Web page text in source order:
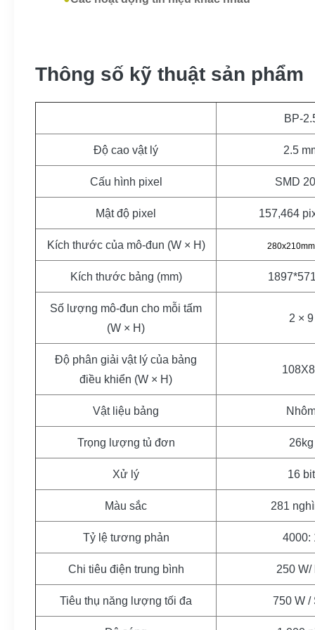
Thông số kỹ thuật sản phẩm
BP-
Độ cao vật lý 2.5
Cấu hình pixel SMD
Mật độ pixel 157,464
Kích thước của mô-đun (W × H) 280x210mm
Kích thước bảng (mm)
Số lượng mô-đun cho mỗi tấm
(W × H)
2 × 9
Độ phân giải vật lý của bảng
điều khiển (W × H)
Vật liệu bảng
Trọng lượng tủ đơn 26kg
Xử lý 16 bit
Màu sắc 281
Tỷ lệ tương phản 4000:
Chi tiêu điện trung bình 250 W/
Tiêu thụ năng lượng tối đa 750 W /